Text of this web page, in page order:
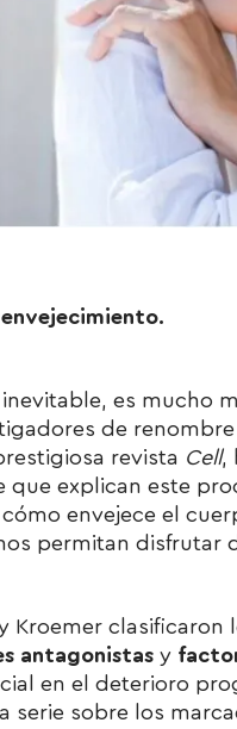
es mucho
de
revista Cell,
que explican este
envejece el
permitan disfrutar
Kroemer
antagonistas y
en el deterioro
serie sobre los